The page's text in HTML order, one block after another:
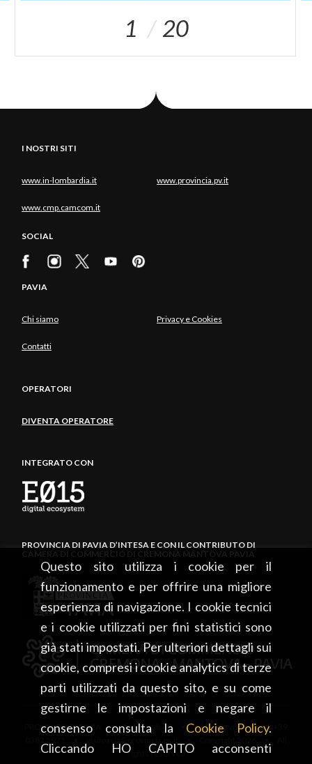
Questo sito utilizza i cookie per il
funzionamento e per offrire una migliore
esperienza di navigazione. I cookie tecnici
e i cookie utilizzati per fini statistici sono
già stati impostati. Per ulteriori dettagli sui
cookie, compresi i cookie analytics di terze
parti utilizzati da questo sito, e su come
gestirne le impostazioni e negare il
consenso consulta la Cookie Policy.
Cliccando HO CAPITO acconsenti
1 20
I NOSTRI SITI
www.in-lombardia.it www.provincia.pv.it
www.cmp.camcom.it
SOCIAL
PAVIA
Chi siamo Privacy e Cookies
Contatti
OPERATORI
DIVENTA OPERATORE
INTEGRATO CON
PROVINCIA DI PAVIA D’INTESA E CON IL CONTRIBUTO DI
CAMERA DI COMMERCIO DI CREMONA MANTOVA PAVIA
PROVINCIA DI PAVIA • Piazza Italia, 2 • 27100 Pavia • tel. +39
rights reserved